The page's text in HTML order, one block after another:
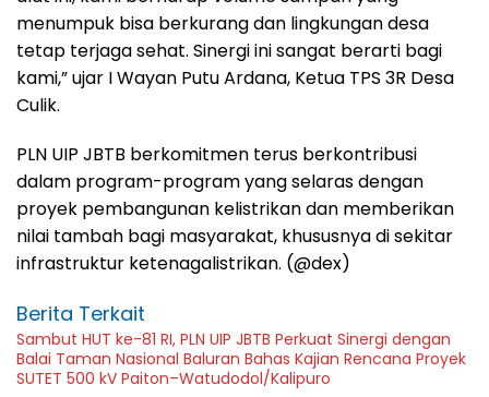
menumpuk bisa berkurang dan lingkungan desa
tetap terjaga sehat. Sinergi ini sangat berarti bagi
kami,” ujar I Wayan Putu Ardana, Ketua TPS 3R Desa
Culik.
PLN UIP JBTB berkomitmen terus berkontribusi
dalam program-program yang selaras dengan
proyek pembangunan kelistrikan dan memberikan
nilai tambah bagi masyarakat, khususnya di sekitar
infrastruktur ketenagalistrikan. (@dex)
Berita Terkait
Sambut HUT ke-81 RI, PLN UIP JBTB Perkuat Sinergi dengan
Balai Taman Nasional Baluran Bahas Kajian Rencana Proyek
SUTET 500 kV Paiton–Watudodol/Kalipuro